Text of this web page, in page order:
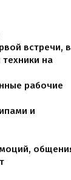
встречи,
на
рабочие
и